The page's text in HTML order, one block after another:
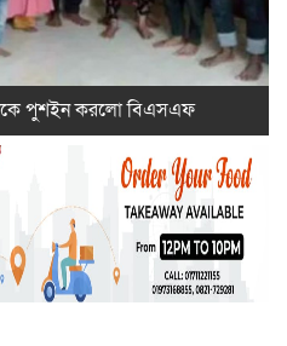
পুশইন করলো বিএসএফ